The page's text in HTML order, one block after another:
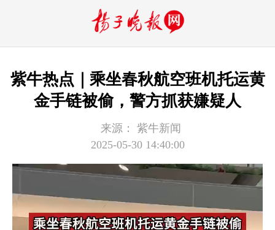
紫牛热点｜乘坐春秋航空班机托运黄
金手链被偷，警方抓获嫌疑人
来源：
紫牛新闻
2025-05-30 14:40:00